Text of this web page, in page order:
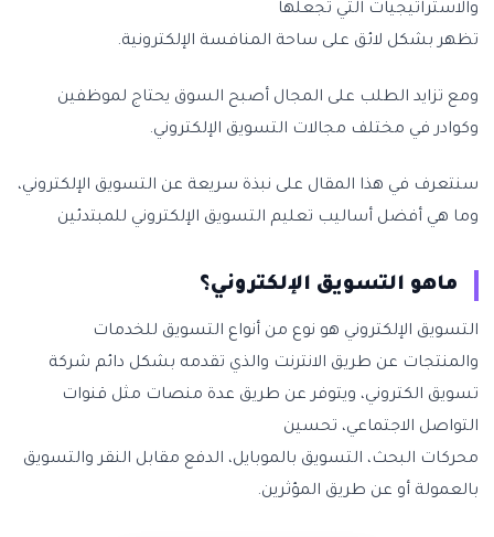
والاستراتيجيات التي تجعلها
تظهر بشكل لائق على ساحة المنافسة الإلكترونية.
ومع تزايد الطلب على المجال أصبح السوق يحتاج لموظفين
وكوادر في مختلف مجالات التسويق الإلكتروني.
سنتعرف في هذا المقال على نبذة سريعة عن التسويق الإلكتروني،
وما هي أفضل أساليب تعليم التسويق الإلكتروني للمبتدئين
ماهو التسويق الإلكتروني؟
التسويق الإلكتروني هو نوع من أنواع التسويق للخدمات
والمنتجات عن طريق الانترنت والذي تقدمه بشكل دائم شركة
تسويق الكتروني، ويتوفر عن طريق عدة منصات مثل قنوات
التواصل الاجتماعي، تحسين
محركات البحث، التسويق بالموبايل، الدفع مقابل النقر والتسويق
بالعمولة أو عن طريق المؤثرين.